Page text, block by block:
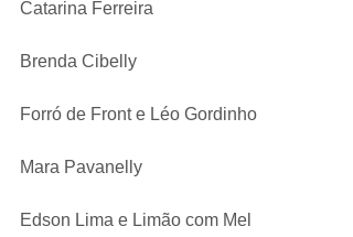
Catarina Ferreira
Brenda Cibelly
Forró de Front e Léo Gordinho
Mara Pavanelly
Edson Lima e Limão com Mel